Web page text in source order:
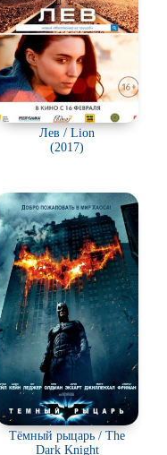
Лев / Lion
(2017)
Тёмный рыцарь / The
Dark Knight